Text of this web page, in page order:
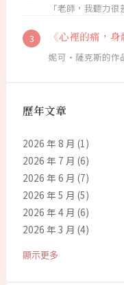
「老師，我聽力
《心裡的痛，
妮可·薩克斯的作
歷年文章
2026 年 8 月 (1)
2026 年 7 月 (6)
2026 年 6 月 (7)
2026 年 5 月 (5)
2026 年 4 月 (6)
2026 年 3 月 (4)
顯示更多